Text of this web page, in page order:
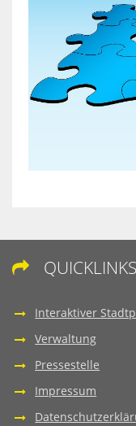
 QUICKLINKS
Interaktiver
Verwaltung
Pressestelle
Impressum